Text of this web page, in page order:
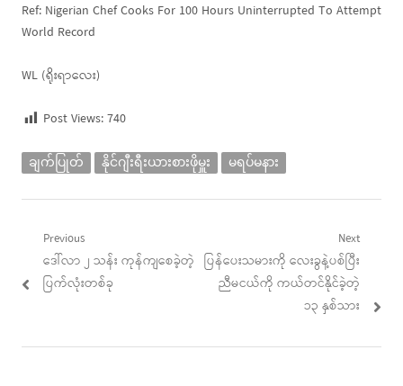
Ref: Nigerian Chef Cooks For 100 Hours Uninterrupted To Attempt
World Record
WL (ရိုးရာလေး)
Post Views:740
ချက်ပြုတ် နိုင်ဂျီးရီးယားစားဖိုမှူး မရပ်မနား
Post
navigation
Previous
Previous
post:
ဒေါ်လာ ၂ သန်း ကုန်ကျစေခဲ့တဲ့
ပြက်လုံးတစ်ခု
Next
Next
post:
ပြန်ပေးသမားကို လေးခွနဲ့ပစ်ပြီး
ညီမငယ်ကို ကယ်တင်နိုင်ခဲ့တဲ့
၁၃ နှစ်သား